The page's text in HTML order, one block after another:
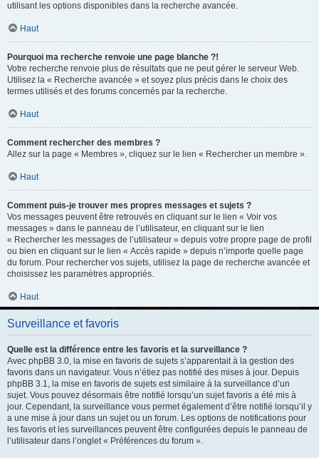
utilisant les options disponibles dans la recherche avancée.
Haut
Pourquoi ma recherche renvoie une page blanche ?!
Votre recherche renvoie plus de résultats que ne peut gérer le serveur Web.
Utilisez la « Recherche avancée » et soyez plus précis dans le choix des
termes utilisés et des forums concernés par la recherche.
Haut
Comment rechercher des membres ?
Allez sur la page « Membres », cliquez sur le lien « Rechercher un membre ».
Haut
Comment puis-je trouver mes propres messages et sujets ?
Vos messages peuvent être retrouvés en cliquant sur le lien « Voir vos
messages » dans le panneau de l’utilisateur, en cliquant sur le lien
« Rechercher les messages de l’utilisateur » depuis votre propre page de profil
ou bien en cliquant sur le lien « Accès rapide » depuis n’importe quelle page
du forum. Pour rechercher vos sujets, utilisez la page de recherche avancée et
choisissez les paramètres appropriés.
Haut
Surveillance et favoris
Quelle est la différence entre les favoris et la surveillance ?
Avec phpBB 3.0, la mise en favoris de sujets s’apparentait à la gestion des
favoris dans un navigateur. Vous n’étiez pas notifié des mises à jour. Depuis
phpBB 3.1, la mise en favoris de sujets est similaire à la surveillance d’un
sujet. Vous pouvez désormais être notifié lorsqu’un sujet favoris a été mis à
jour. Cependant, la surveillance vous permet également d’être notifié lorsqu’il y
a une mise à jour dans un sujet ou un forum. Les options de notifications pour
les favoris et les surveillances peuvent être configurées depuis le panneau de
l’utilisateur dans l’onglet « Préférences du forum ».